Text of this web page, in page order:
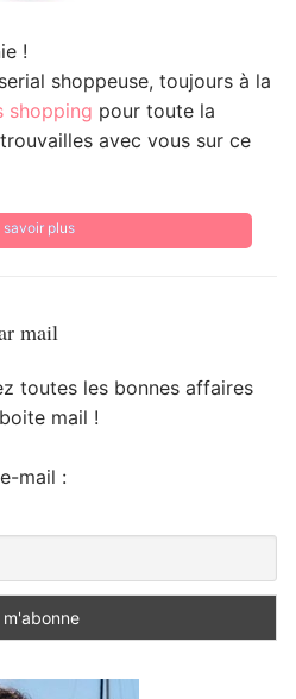
!
shoppeuse, toujours à la
shopping pour toute la
avec vous sur ce
savoir plus
mail
toutes les bonnes affaires
mail !
mail :